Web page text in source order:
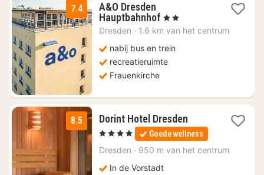
7.4
A&O Dresden
Hauptbahnhof 2
nachten
€
68,98
, 2 Sterren
Dresden · 1.6 km van het centrum
nabij bus en trein
recreatieruimte
Frauenkirche
8.5 Dorint Hotel Dresden2
nachten
vanaf
€
, 4 Sterren Goede wellness
Dresden · 950 m van het centrum
In de Vorstadt